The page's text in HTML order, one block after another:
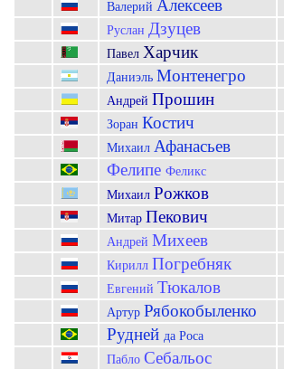
Валерий Алексеев
Руслан Дзуцев
Павел Харчик
Даниэль Монтенегро
Андрей Прошин
Зоран Костич
Михаил Афанасьев
Фелипе Феликс
Михаил Рожков
Митар Пекович
Андрей Михеев
Кирилл Погребняк
Евгений Тюкалов
Артур Рябокобыленко
Рудней да Роса
Пабло Себальос